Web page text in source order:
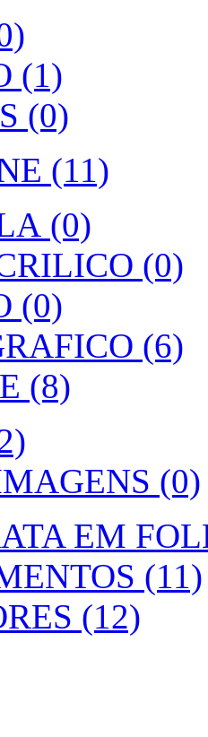
(1)
(0)
(11)
(0)
(0)
(0)
(6)
(8)
(0)
EM
(11)
(12)